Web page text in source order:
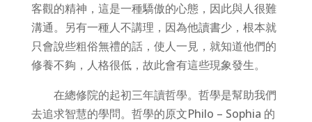
客觀的精神，這是一種驕傲的心態，因此與人很難
溝通。另有一種人不講理，因為他讀書少，根本就
只會說些粗俗無禮的話，使人一見，就知道他們的
修養不夠，人格很低，故此會有這些現象發生。
在總修院的起初三年讀哲學。哲學是幫助我們
去追求智慧的學問。哲學的原文Philo – Sophia 的